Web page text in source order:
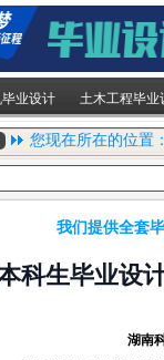
业设计 土木工程毕业
您现在所在的位置
我们提供全套
科生毕业设
湖南